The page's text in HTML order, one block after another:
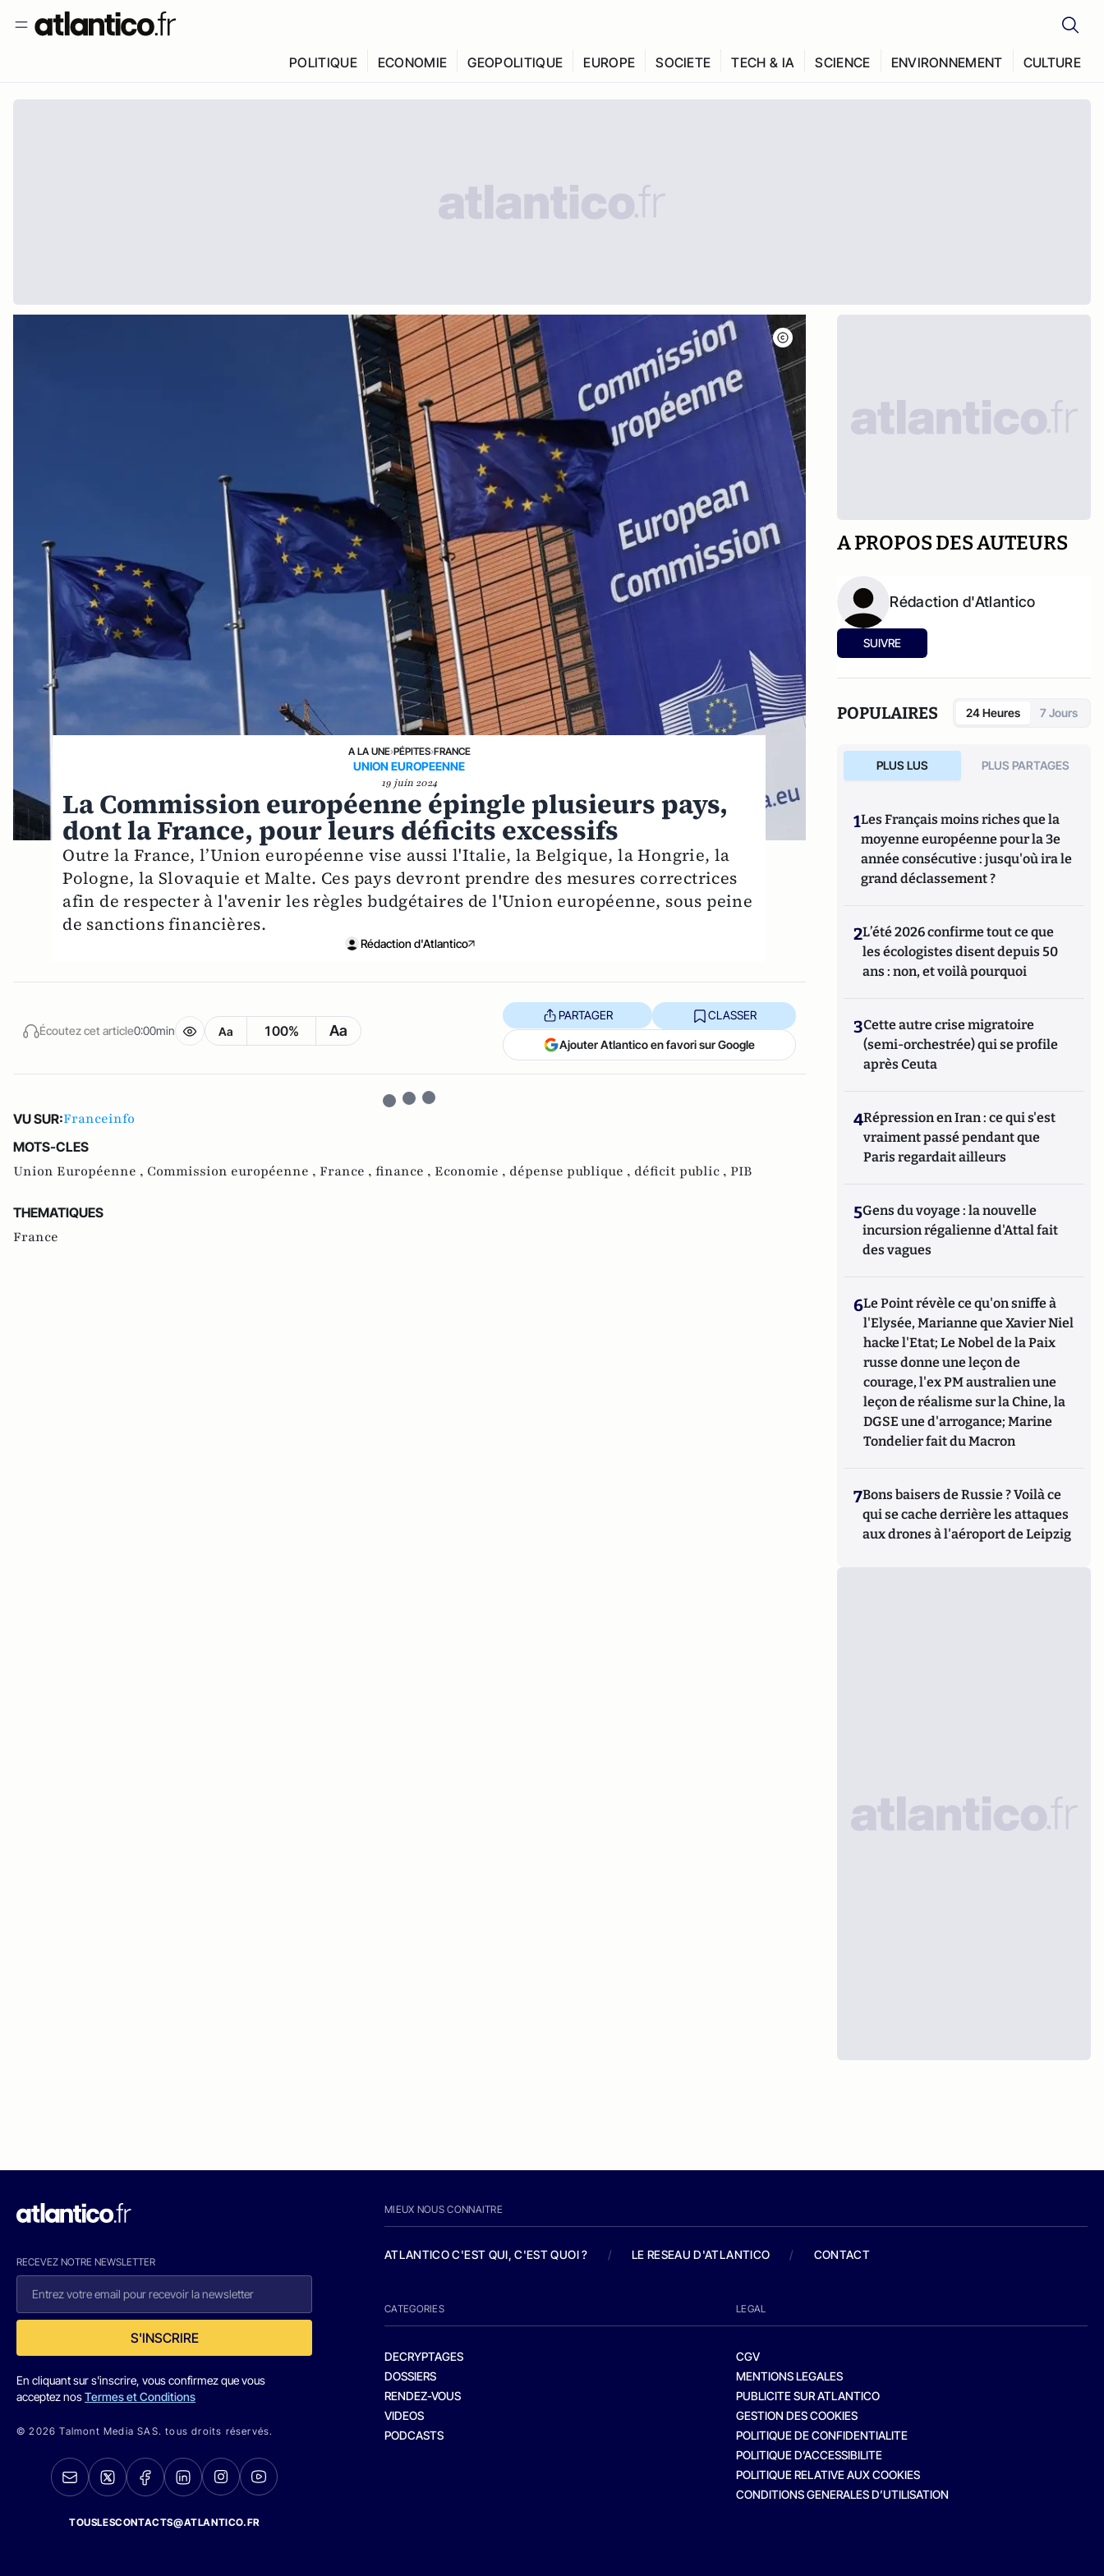
POLITIQUE ECONOMIE GEOPOLITIQUE EUROPE SOCIETE TECH & IA SCIENCE ENVIRONNEMENT CULTURE
A LA UNE›PÉPITES›FRANCE
UNION EUROPEENNE
19 juin 2024
La Commission européenne épingle plusieurs pays,
dont la France, pour leurs déficits excessifs
Outre la France, l’Union européenne vise aussi l'Italie, la Belgique, la Hongrie, la
Pologne, la Slovaquie et Malte. Ces pays devront prendre des mesures correctrices
afin de respecter à l'avenir les règles budgétaires de l'Union européenne, sous peine
de sanctions financières.
Rédaction d'Atlantico
Écoutez cet article0:00min Aa 100% Aa
PARTAGER CLASSER
Ajouter Atlantico en favori sur Google
VU SUR:Franceinfo
MOTS-CLES
Union Européenne , Commission européenne , France , finance , Economie , dépense publique , déficit public , PIB
THEMATIQUES
France
A PROPOS DES AUTEURS
Rédaction d'Atlantico
SUIVRE
POPULAIRES 24 Heures 7 Jours
PLUS LUS PLUS PARTAGES
1Les Français moins riches que la
moyenne européenne pour la 3e
année consécutive : jusqu'où ira le
grand déclassement ?
2L’été 2026 confirme tout ce que
les écologistes disent depuis 50
ans : non, et voilà pourquoi
3Cette autre crise migratoire
(semi-orchestrée) qui se profile
après Ceuta
4Répression en Iran : ce qui s'est
vraiment passé pendant que
Paris regardait ailleurs
5Gens du voyage : la nouvelle
incursion régalienne d'Attal fait
des vagues
6Le Point révèle ce qu'on sniffe à
l'Elysée, Marianne que Xavier Niel
hacke l'Etat; Le Nobel de la Paix
russe donne une leçon de
courage, l'ex PM australien une
leçon de réalisme sur la Chine, la
DGSE une d'arrogance; Marine
Tondelier fait du Macron
7Bons baisers de Russie ? Voilà ce
qui se cache derrière les attaques
aux drones à l'aéroport de Leipzig
RECEVEZ NOTRE NEWSLETTER
S'INSCRIRE
En cliquant sur s'inscrire, vous confirmez que vous
acceptez nosTermes et Conditions
© 2026 Talmont Media SAS. tous droits réservés.
TOUSLESCONTACTS@ATLANTICO.FR
MIEUX NOUS CONNAITRE
ATLANTICO C'EST QUI, C'EST QUOI ? / LE RESEAU D'ATLANTICO / CONTACT
CATEGORIES
DECRYPTAGES
DOSSIERS
RENDEZ-VOUS
VIDEOS
PODCASTS
LEGAL
CGV
MENTIONS LEGALES
PUBLICITE SUR ATLANTICO
GESTION DES COOKIES
POLITIQUE DE CONFIDENTIALITE
POLITIQUE D’ACCESSIBILITE
POLITIQUE RELATIVE AUX COOKIES
CONDITIONS GENERALES D’UTILISATION